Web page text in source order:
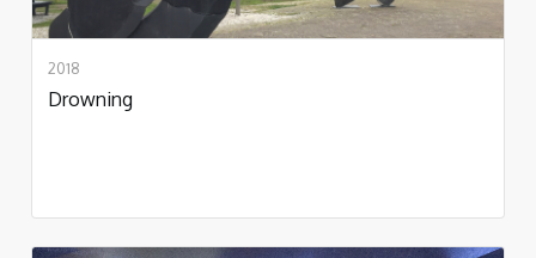
2018
Drowning